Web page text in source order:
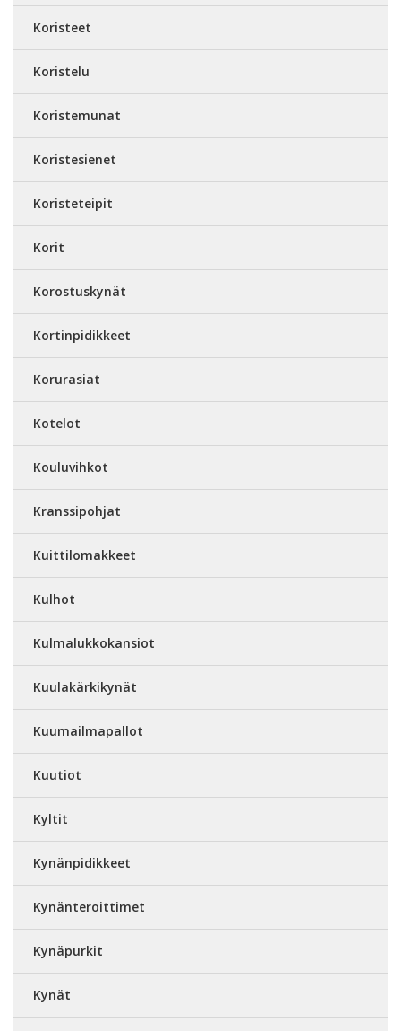
Koristeet
Koristelu
Koristemunat
Koristesienet
Koristeteipit
Korit
Korostuskynät
Kortinpidikkeet
Korurasiat
Kotelot
Kouluvihkot
Kranssipohjat
Kuittilomakkeet
Kulhot
Kulmalukkokansiot
Kuulakärkikynät
Kuumailmapallot
Kuutiot
Kyltit
Kynänpidikkeet
Kynänteroittimet
Kynäpurkit
Kynät